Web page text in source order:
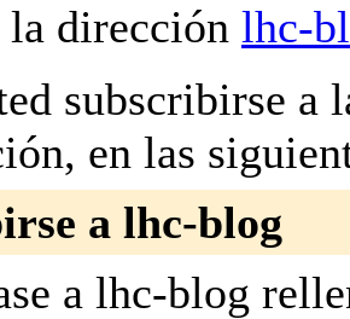
dirección lhc-
subscribirse a
en las
a lhc-blog
a lhc-blog